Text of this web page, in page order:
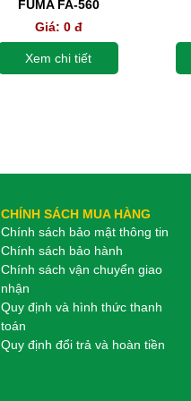
FUMA FA-560
Giá: 0 đ
Xem chi tiết
CHÍNH SÁCH MUA HÀNG
Chính sách bảo mật thông tin
Chính sách bảo hành
Chính sách vận chuyển giao
nhận
Quy định và hình thức thanh
toán
Quy định đổi trả và hoàn tiền